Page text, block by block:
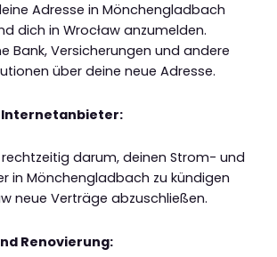
Adresse in Mönchengladbach
dich in Wrocław anzumelden.
Bank, Versicherungen und andere
über deine neue Adresse.
Internetanbieter:
darum, deinen Strom- und
in Mönchengladbach zu kündigen
neue Verträge abzuschließen.
Renovierung: